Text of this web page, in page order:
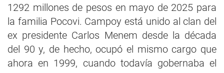
1292 millones de pesos en mayo de 2025 para
la familia Pocovi. Campoy está unido al clan del
ex presidente Carlos Menem desde la década
del 90 y, de hecho, ocupó el mismo cargo que
ahora en 1999, cuando todavía gobernaba el